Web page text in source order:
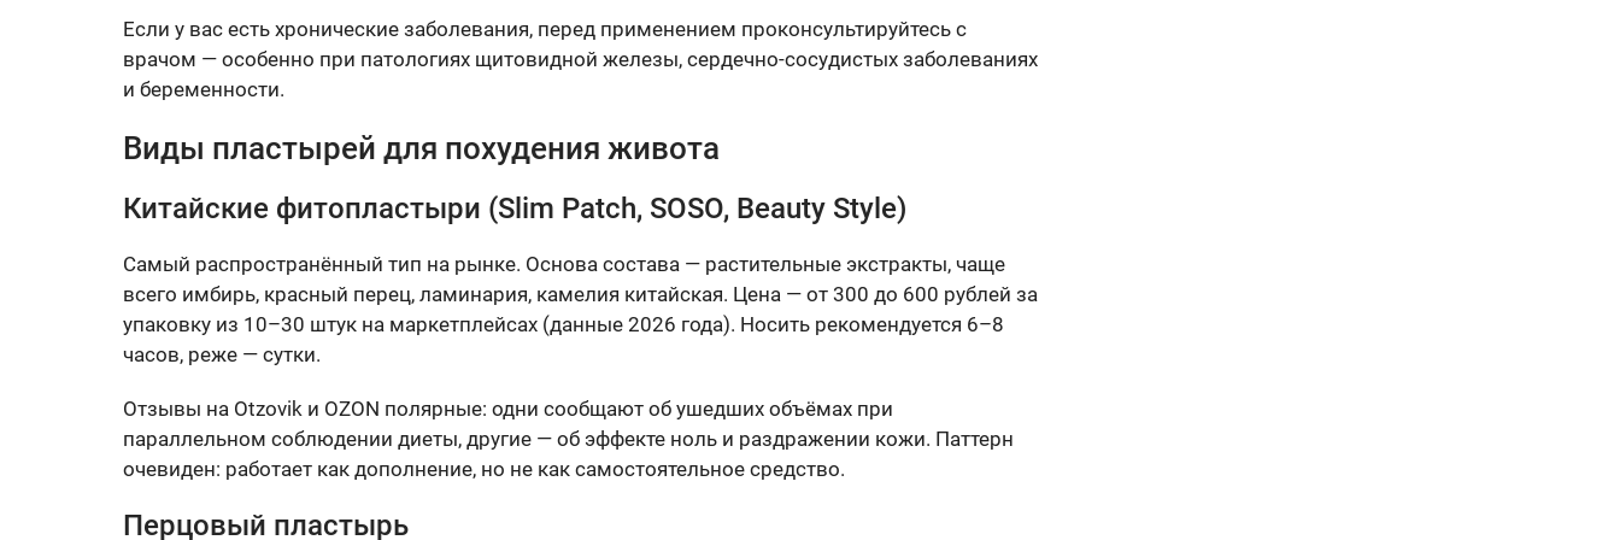
Если у вас есть хронические заболевания, перед применением проконсультируйтесь с
врачом — особенно при патологиях щитовидной железы, сердечно-сосудистых заболеваниях
и беременности.
Виды пластырей для похудения живота
Китайские фитопластыри (Slim Patch, SOSO, Beauty Style)
Самый распространённый тип на рынке. Основа состава — растительные экстракты, чаще
всего имбирь, красный перец, ламинария, камелия китайская. Цена — от 300 до 600 рублей за
упаковку из 10–30 штук на маркетплейсах (данные 2026 года). Носить рекомендуется 6–8
часов, реже — сутки.
Отзывы на Otzovik и OZON полярные: одни сообщают об ушедших объёмах при
параллельном соблюдении диеты, другие — об эффекте ноль и раздражении кожи. Паттерн
очевиден: работает как дополнение, но не как самостоятельное средство.
Перцовый пластырь